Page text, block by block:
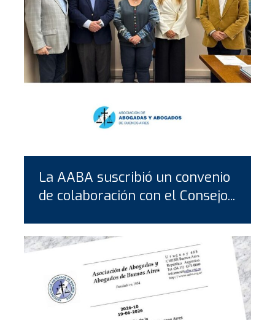
La AABA suscribió un convenio
de colaboración con el Consejo...